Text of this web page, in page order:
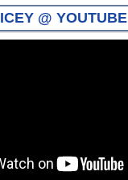
@ YOUTUBE